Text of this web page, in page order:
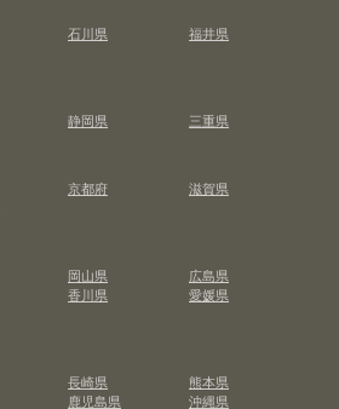
石川県
福井県
静岡県
三重県
京都府
滋賀県
岡山県
広島県
香川県
愛媛県
長崎県
熊本県
鹿児島県 沖縄県